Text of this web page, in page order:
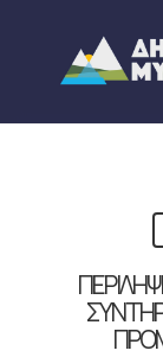
content